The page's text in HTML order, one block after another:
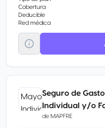
Cobertura
Deducible
Red médica
Seguro de
Individual y/o
de MAPFRE